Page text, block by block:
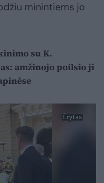
minintiems jo
su K.
amžinojo poilsio ji